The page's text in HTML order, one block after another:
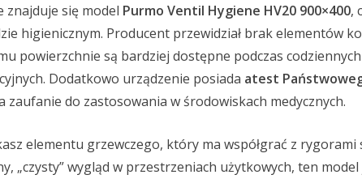
znajduje się model Purmo Ventil Hygiene HV20 900×400,
higienicznym. Producent przewidział brak elementów
powierzchnie są bardziej dostępne podczas
Dodatkowo urządzenie posiada atest
zaufanie do zastosowania w środowiskach medycznych.
elementu grzewczego, który ma współgrać z
„czysty” wygląd w przestrzeniach użytkowych, ten